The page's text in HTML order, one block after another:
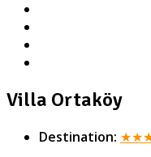
Villa Ortaköy
Destination: